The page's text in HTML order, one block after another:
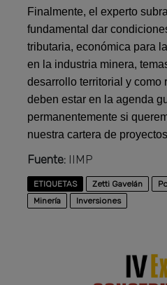
Finalmente, el experto
fundamental dar
tributaria, económica para
en la industria minera,
desarrollo territorial y como
deben estar en la agenda
permanentemente si
nuestra cartera de
Fuente: IIMP
ETIQUETAS Zetti Gavelán
Minería
Inversiones